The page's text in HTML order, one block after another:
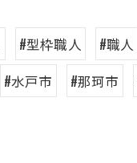
#型枠職人 #職人
#水戸市 #那珂市